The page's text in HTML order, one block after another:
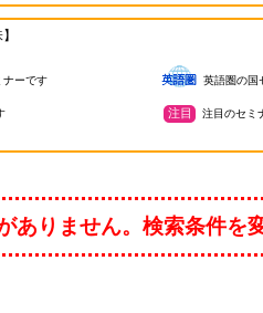
ナーです 英語圏の国
注目 注目のセミ
ありません。検索条件を